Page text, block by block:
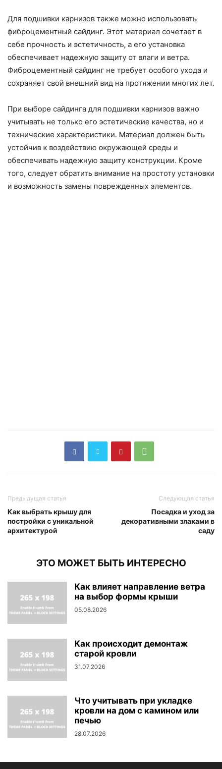
Для подшивки карнизов также можно использовать
фиброцементный сайдинг. Этот материал сочетает в
себе прочность и эстетичность, а его установка
обеспечивает надежную защиту от влаги и ветра.
Фиброцементный сайдинг не требует особого ухода и
сохраняет свой внешний вид на протяжении многих лет.
При выборе сайдинга для подшивки карнизов важно
учитывать не только его эстетические качества, но и
технические характеристики. Материал должен быть
устойчив к воздействию окружающей среды и
обеспечивать надежную защиту конструкции. Кроме
того, следует обратить внимание на простоту установки
и возможность замены поврежденных элементов.
Предыдущая статья
Как выбрать крышу для
постройки с уникальной
архитектурой
Следующая статья
Посадка и уход за
декоративными злаками в
саду
ЭТО МОЖЕТ БЫТЬ ИНТЕРЕСНО
Как влияет направление ветра
на выбор формы крыши
05.08.2026
Как происходит демонтаж
старой кровли
31.07.2026
Что учитывать при укладке
кровли на дом с камином или
печью
28.07.2026